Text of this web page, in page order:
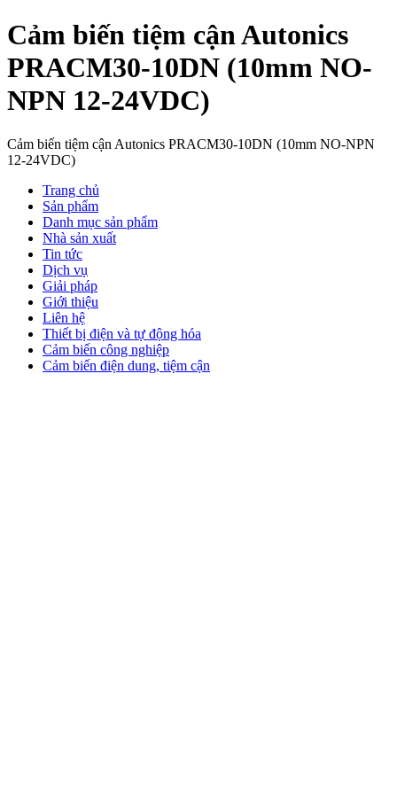
Cảm biến tiệm cận Autonics
PRACM30-10DN (10mm NO-
NPN 12-24VDC)
Cảm biến tiệm cận Autonics PRACM30-10DN (10mm NO-NPN
12-24VDC)
Trang chủ
Sản phẩm
Danh mục sản phẩm
Nhà sản xuất
Tin tức
Dịch vụ
Giải pháp
Giới thiệu
Liên hệ
Thiết bị điện và tự động hóa
Cảm biến công nghiệp
Cảm biến điện dung, tiệm cận